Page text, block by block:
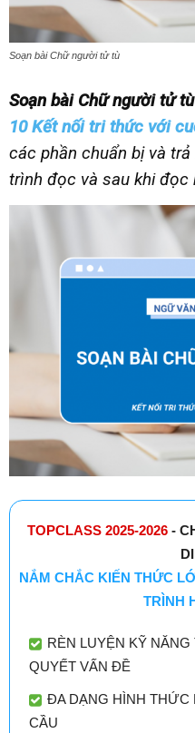
Soạn bài Chữ người tử tù
Soạn bài Chữ người tử tù
10 Kết nối tri thức với
các phần chuẩn bị và
trình đọc và sau khi đọc
TOPCLASS 2025-2026 -
NẮM CHẮC KIẾN THỨC
TRÌNH
RÈN LUYỆN KỸ
QUYẾT VẤN ĐỀ
ĐA DẠNG HÌNH THỨC
CẦU